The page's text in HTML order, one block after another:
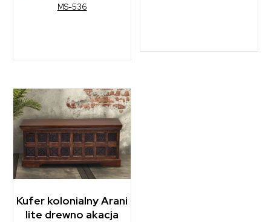
MS-536
Kufer kolonialny Arani
lite drewno akacja